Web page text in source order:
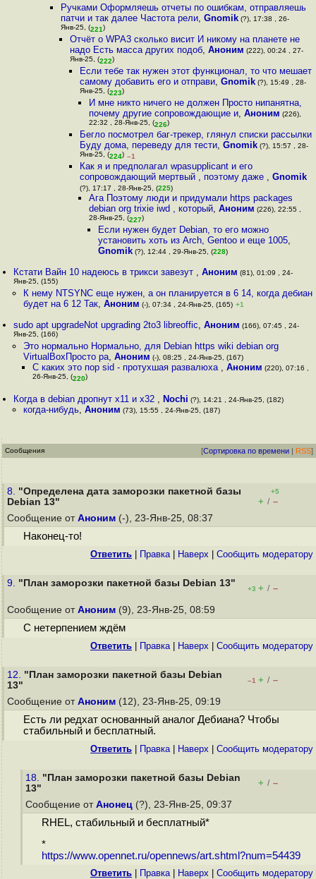
Ручками Оформляешь отчеты по ошибкам, отправляешь
патчи и так далее Частота рели, Gnomik(?), 17:38 , 26-
Янв-25, (221)
Отчёт о WPA3 сколько висит И никому на планете не
надо Есть масса других подоб,Аноним (222), 00:24 , 27-
Янв-25, (222)
Если тебе так нужен этот функционал, то что мешает
самому добавить его и отправи, Gnomik(?), 15:49 , 28-
Янв-25, (223)
И мне никто ничего не должен Просто нипанятна,
почему другие сопровождающие и, Аноним (226),
22:32 , 28-Янв-25, (226)
Бегло посмотрел баг-трекер, глянул списки рассылки
Буду дома, переведу для тести, Gnomik(?), 15:57 , 28-
Янв-25, (224) –1
Как я и предполагал wpasupplicant и его
сопровождающий мертвый , поэтому даже , Gnomik
(?), 17:17 , 28-Янв-25, (225)
Ага Поэтому люди и придумали https packages
debian org trixie iwd , который, Аноним (226), 22:55 ,
28-Янв-25, (227)
Если нужен будет Debian, то его можно
установить хоть из Arch, Gentoo и еще 1005,
Gnomik (?), 12:44 , 29-Янв-25, (228)
Кстати Вайн 10 надеюсь в трикси завезут ,Аноним (81), 01:09 , 24-
Янв-25, (155)
К нему NTSYNC еще нужен, а он планируется в 6 14, когда дебиан
будет на 6 12 Так, Аноним (-), 07:34 , 24-Янв-25, (165) +1
sudo apt upgradeNot upgrading 2to3 libreoffic,Аноним (166), 07:45 , 24-
Янв-25, (166)
Это нормально Нормально, для Debian https wiki debian org
VirtualBoxПросто ра, Аноним (-), 08:25 , 24-Янв-25, (167)
С каких это пор sid - протухшая развалюха , Аноним (220), 07:16 ,
26-Янв-25, (220)
Когда в debian дропнут x11 и x32 , Nochi (?), 14:21 , 24-Янв-25, (182)
когда-нибудь, Аноним (73), 15:55 , 24-Янв-25, (187)
Сообщения [Сортировка по времени | RSS]
8. "Определена дата заморозки пакетной базы
Debian 13"
+5
+ / –
Сообщение от Аноним (-), 23-Янв-25, 08:37
Наконец-то!
Ответить Правка| Наверх Cообщить модератору
9. "План заморозки пакетной базы Debian 13"
+3 + / –
Сообщение от Аноним (9), 23-Янв-25, 08:59
С нетерпением ждём
Ответить Правка| Наверх Cообщить модератору
12. "План заморозки пакетной базы Debian
13"
–1 + / –
Сообщение от Аноним (12), 23-Янв-25, 09:19
Есть ли редхат основанный аналог Дебиана? Чтобы
стабильный и бесплатный.
Ответить Правка| Наверх Cообщить модератору
18. "План заморозки пакетной базы Debian
13"
+ / –
Сообщение от Анонец (?), 23-Янв-25, 09:37
RHEL, стабильный и бесплатный*
*
https://www.opennet.ru/opennews/art.shtml?num=54439
Ответить Правка| Наверх Cообщить модератору